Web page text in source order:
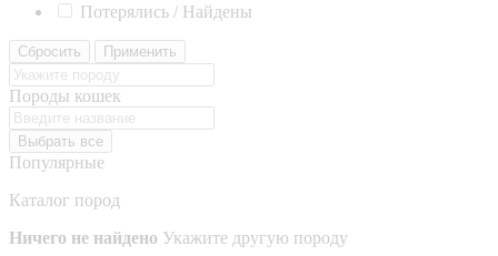
Потерялись / Найдены
Сбросить Применить
Породы кошек
Выбрать все
Популярные
Каталог пород
Ничего не найдено Укажите другую породу